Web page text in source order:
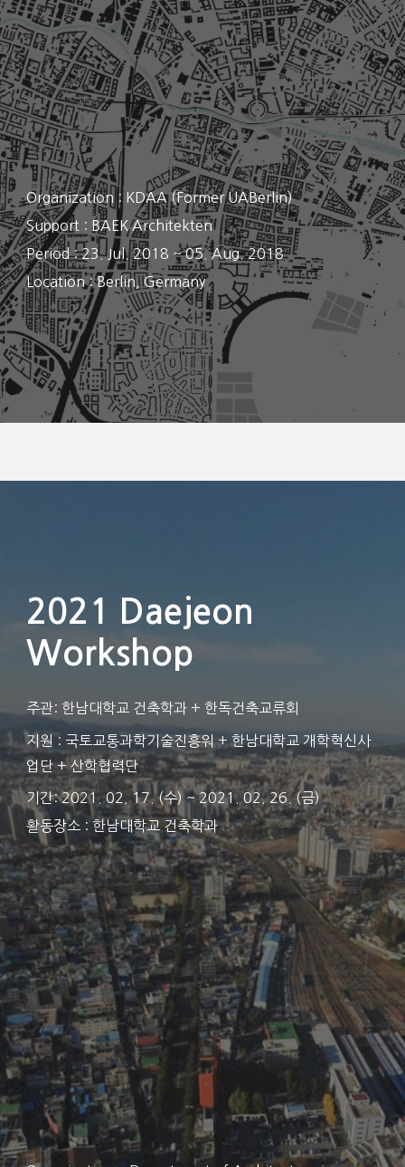
Organization : KDAA (Former UABerlin)
Support : BAEK Architekten
Period : 23. Jul. 2018 ~ 05. Aug. 2018
Location :Berlin, Germany
2021 Daejeon
Workshop
주관: 한남대학교 건축학과 + 한독건축교류회
지원 : 국토교통과학기술진흥워 + 한남대학교 개학혁신사
업단 + 산학협력단
기간: 2021. 02. 17. (수) ~ 2021. 02. 26. (금)
활동장소 : 한남대학교 건축학과